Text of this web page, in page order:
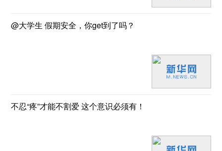
@大学生 假期安全，你get到了吗？
不忍“疼”才能不割爱 这个意识必须有！